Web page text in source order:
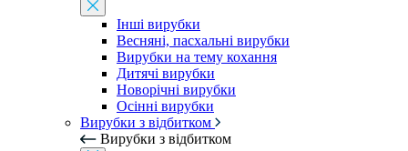
Інші вирубки
Весняні, пасхальні вирубки
Вирубки на тему кохання
Дитячі вирубки
Новорічні вирубки
Осінні вирубки
Вирубки з відбитком
Вирубки з відбитком